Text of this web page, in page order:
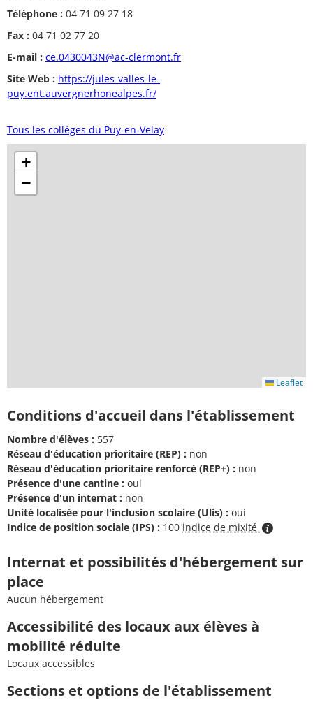
Téléphone : 04 71 09 27 18
Fax : 04 71 02 77 20
E-mail : ce.0430043N@ac-clermont.fr
Site Web : https://jules-valles-le-
puy.ent.auvergnerhonealpes.fr/
Tous les collèges du Puy-en-Velay
+
−
Leaflet
Conditions d'accueil dans l'établissement
Nombre d'élèves : 557
Réseau d'éducation prioritaire (REP) : non
Réseau d'éducation prioritaire renforcé (REP+) : non
Présence d'une cantine : oui
Présence d'un internat : non
Unité localisée pour l'inclusion scolaire (Ulis) : oui
Indice de position sociale (IPS) : 100 indice de mixité
Internat et possibilités d'hébergement sur
place
Aucun hébergement
Accessibilité des locaux aux élèves à
mobilité réduite
Locaux accessibles
Sections et options de l'établissement